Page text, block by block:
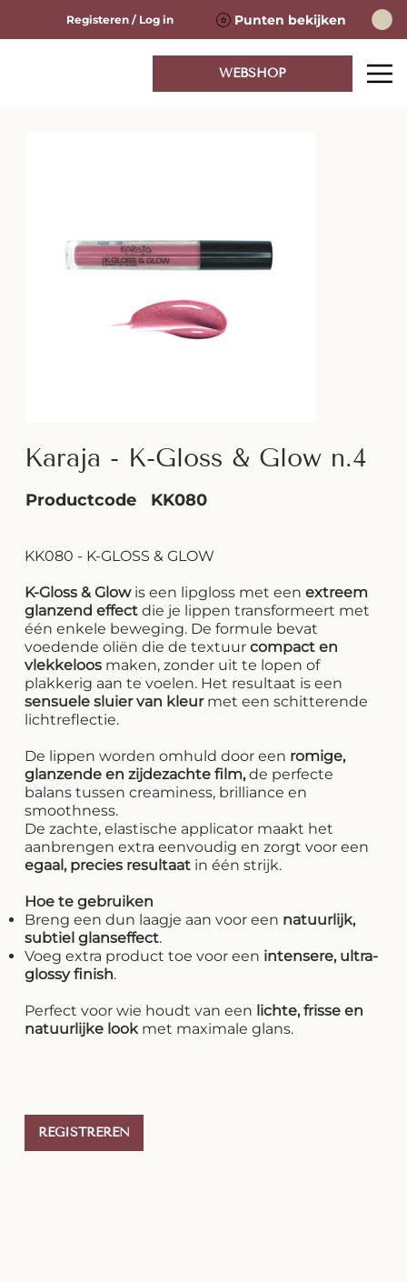
Punten bekijken
Registeren / Log in
WEBSHOP
Karaja - K-Gloss & Glow n.4
Productcode KK080
KK080 - K-GLOSS & GLOW
K-Gloss & Glowis een lipgloss met eenextreem
glanzend effect die je lippen transformeert met
één enkele beweging. De formule bevat
voedende oliën die de textuurcompact en
vlekkeloos maken, zonder uit te lopen of
plakkerig aan te voelen. Het resultaat is een
sensuele sluier van kleurmet een schitterende
lichtreflectie.
De lippen worden omhuld door een romige,
glanzende en zijdezachte film,de perfecte
balans tussen creaminess, brilliance en
smoothness.
De zachte, elastische applicator maakt het
aanbrengen extra eenvoudig en zorgt voor een
egaal, precies resultaat in één strijk.
Hoe te gebruiken
Breng een dun laagje aan voor een natuurlijk,
subtiel glanseffect.
Voeg extra product toe voor een intensere, ultra-
glossy finish.
Perfect voor wie houdt van een lichte, frisse en
natuurlijke lookmet maximale glans.
REGISTREREN